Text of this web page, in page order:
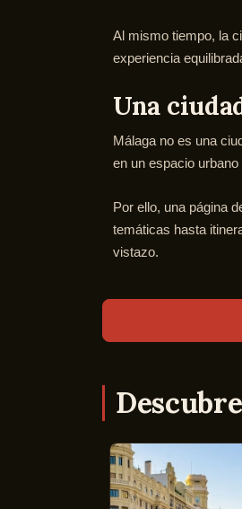
Al mismo tiempo, la
experiencia
Una
Málaga no es una
en un espacio
Por ello, una página
temáticas hasta
vistazo.